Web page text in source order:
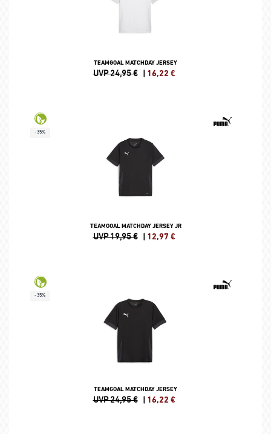
TEAMGOAL MATCHDAY JERSEY
UVP 24,95 € | 16,22 €
-35%
TEAMGOAL MATCHDAY JERSEY JR
UVP 19,95 € | 12,97 €
-35%
TEAMGOAL MATCHDAY JERSEY
UVP 24,95 € | 16,22 €